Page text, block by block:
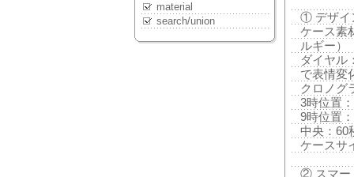
① デザイ
ケース素
ルギー）
ダイヤル
で表情変
クロノグ
3時位置
9時位置
中央：60
ケースサ
② スマー
material
search/union